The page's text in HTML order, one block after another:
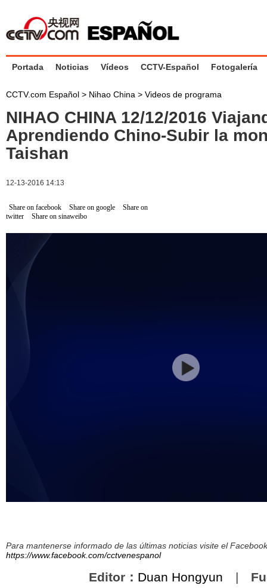
Portada Noticias Vídeos CCTV-Español Fotogalería
CCTV.com Español > Nihao China > Videos de programa
NIHAO CHINA 12/12/2016
Aprendiendo Chino-Subir la
Taishan
12-13-2016 14:13
Share on facebook Share on google
Share on
twitter
Share on sinaweibo
Para mantenerse informado de las últimas noticias visite el
https://www.facebook.com/cctvenespanol
Editor： Duan Hongyun |